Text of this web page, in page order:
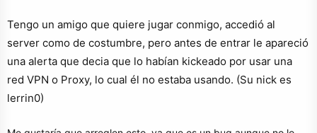
Tengo un amigo que quiere jugar conmigo, accedió al
server como de costumbre, pero antes de entrar le apareció
una alerta que decia que lo habían kickeado por usar una
red VPN o Proxy, lo cual él no estaba usando. (Su nick es
lerrin0)